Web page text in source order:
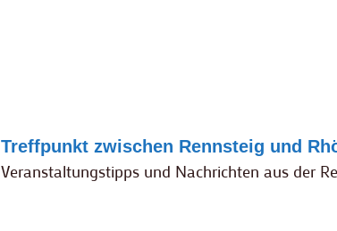
Treffpunkt zwischen Rennsteig und
Veranstaltungstipps und Nachrichten aus der